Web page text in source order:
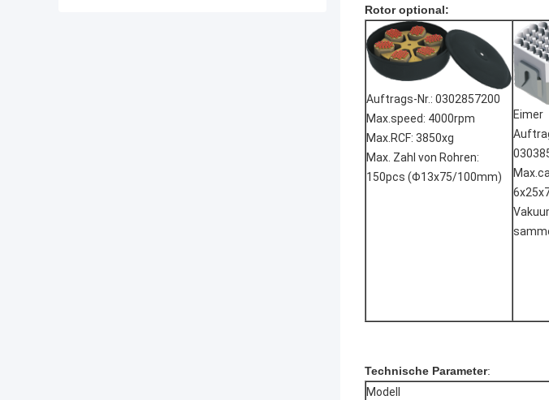
Rotor optional:
Auftrags-Nr.: 0302857200
Max.speed: 4000rpm
Max.RCF: 3850xg
Max. Zahl von Rohren:
150pcs (Φ13x75/100mm)
Eimer
Technische Parameter:
Modell